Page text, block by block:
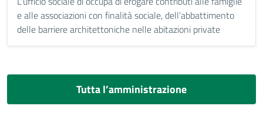
e alle associazioni con finalità sociale, dell’abbattimento
delle barriere architettoniche nelle abitazioni private
Tutta l’amministrazione